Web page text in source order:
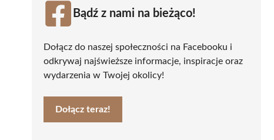
Bądź z nami na bieżąco!
Dołącz do naszej społeczności na Facebooku i
odkrywaj najświeższe informacje, inspiracje oraz
wydarzenia w Twojej okolicy!
Dołącz teraz!